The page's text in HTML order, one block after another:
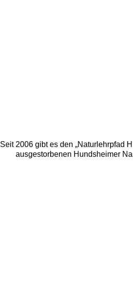
Seit 2006 gibt es den „Naturlehrpfad
ausgestorbenen Hundsheimer